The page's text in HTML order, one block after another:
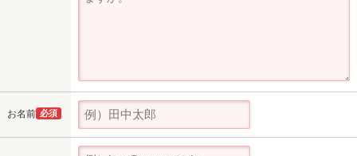
お名前 必須